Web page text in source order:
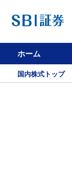
ホーム
国内株式トップ